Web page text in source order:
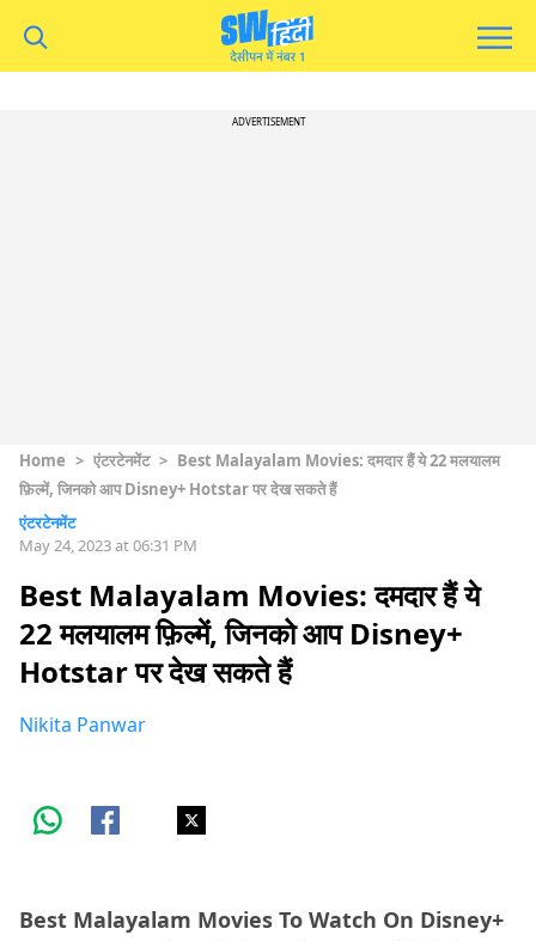
ADVERTISEMENT
Home > एंटरटेनमेंट > Best Malayalam Movies: दमदार हैं ये 22 मलयालम
फ़िल्में, जिनको आप Disney+ Hotstar पर देख सकते हैं
एंटरटेनमेंट
May 24, 2023 at 06:31 PM
Best Malayalam Movies: दमदार हैं ये
22 मलयालम फ़िल्में, जिनको आप Disney+
Hotstar पर देख सकते हैं
Nikita Panwar
Best Malayalam Movies To Watch On Disney+